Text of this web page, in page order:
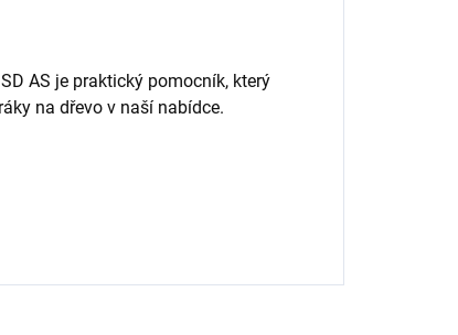
AS je praktický pomocník, který
na dřevo v naší nabídce.